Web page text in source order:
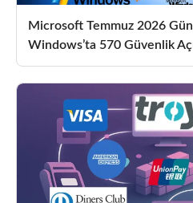
Microsoft Temmuz 2026
Windows’ta 570 Güvenlik